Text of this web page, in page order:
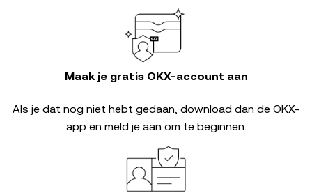
Maak je gratis OKX-account aan
Als je dat nog niet hebt gedaan, download dan de OKX-
app en meld je aan om te beginnen.